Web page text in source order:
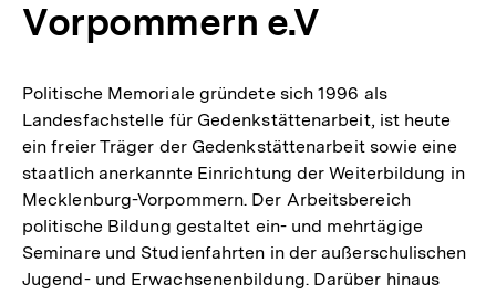
Vorpommern e.V
Politische Memoriale gründete sich 1996 als
Landesfachstelle für Gedenkstättenarbeit, ist heute
ein freier Träger der Gedenkstättenarbeit sowie eine
staatlich anerkannte Einrichtung der Weiterbildung in
Mecklenburg-Vorpommern. Der Arbeitsbereich
politische Bildung gestaltet ein- und mehrtägige
Seminare und Studienfahrten in der außerschulischen
Jugend- und Erwachsenenbildung. Darüber hinaus